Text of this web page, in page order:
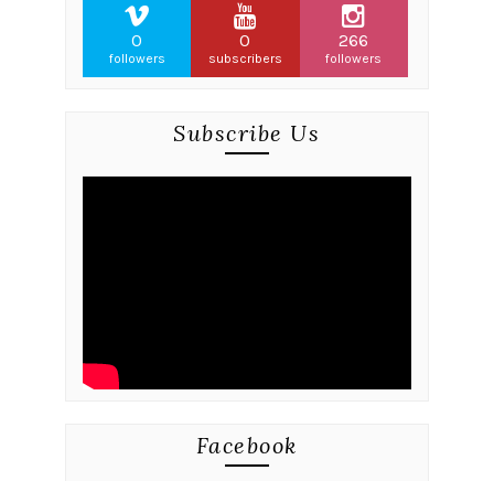
0
followers
0
subscribers
266
followers
Subscribe Us
Facebook